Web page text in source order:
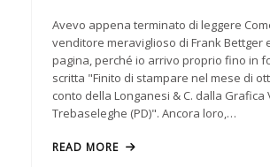
Avevo appena terminato di leggere
venditore meraviglioso di Frank Bettger
pagina, perché io arrivo proprio fino in
scritta "Finito di stampare nel mese di
conto della Longanesi & C. dalla Grafica
Trebaseleghe (PD)". Ancora loro,…
READ MORE